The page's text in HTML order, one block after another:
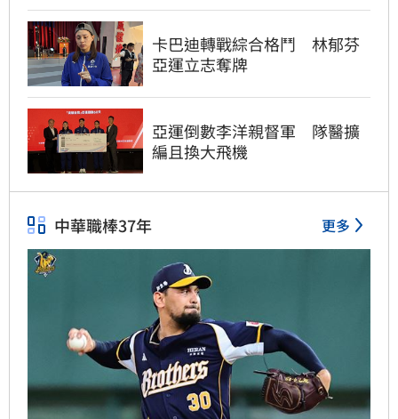
卡巴迪轉戰綜合格鬥 林郁芬
亞運立志奪牌
亞運倒數李洋親督軍 隊醫擴
編且換大飛機
中華職棒37年 更多